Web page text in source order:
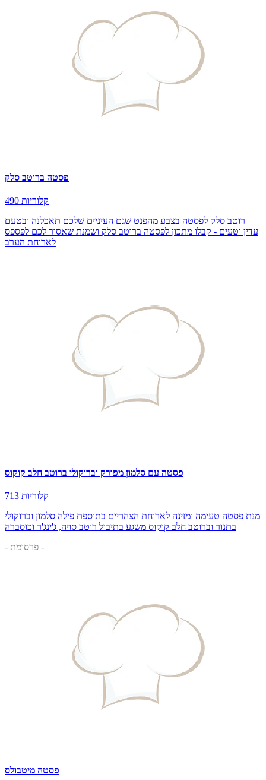
פסטה ברוטב סלק
490 קלוריות
רוטב סלק לפסטה בצבע מהפנט שגם העיניים שלכם תאכלנה ובטעם
עדין וטעים - קבלו מתכון לפסטה ברוטב סלק ושמנת שאסור לכם לפספס
לארוחת הערב
פסטה עם סלמון מפורק וברוקולי ברוטב חלב קוקוס
713 קלוריות
מנת פסטה טעימה ומזינה לארוחת הצהריים בתוספת פילה סלמון וברוקולי
בתנור וברוטב חלב קוקוס משגע בתיבול רוטב סויה, ג'ינג'ר וכוסברה
- פרסומת -
פסטה מיטבולס